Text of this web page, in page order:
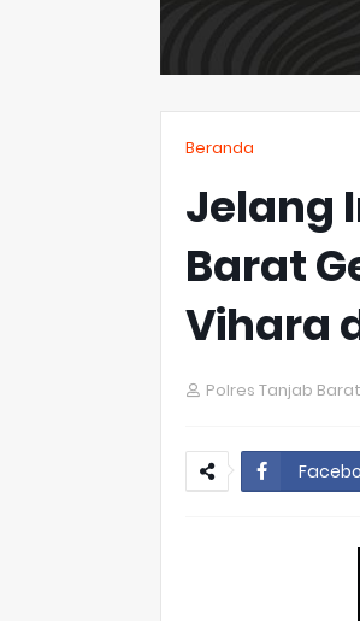
Beranda
Jelang
Barat
Vihara
Polres Tanjab Barat